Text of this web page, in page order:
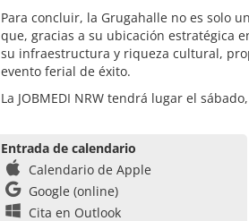
Para concluir, la Grugahalle no es solo
que, gracias a su ubicación estratégica
su infraestructura y riqueza cultural,
evento ferial de éxito.
La JOBMEDI NRW tendrá lugar el
Entrada de calendario
Calendario de Apple
Google (online)
Cita en Outlook